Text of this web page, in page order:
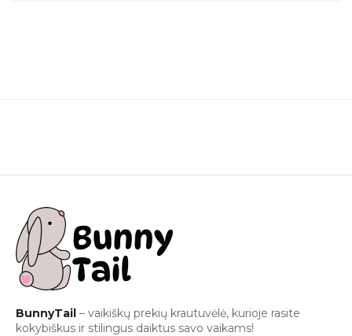
BunnyTail – vaikiškų prekių krautuvėlė, kurioje rasite
kokybiškus ir stilingus daiktus savo vaikams!